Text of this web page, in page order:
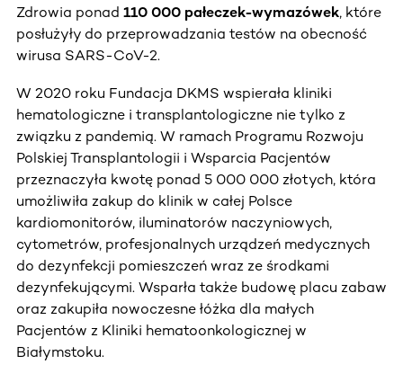
Zdrowia ponad 110 000 pałeczek-wymazówek, które
posłużyły do przeprowadzania testów na obecność
wirusa SARS-CoV-2.
W 2020 roku Fundacja DKMS wspierała kliniki
hematologiczne i transplantologiczne nie tylko z
związku z pandemią. W ramach Programu Rozwoju
Polskiej Transplantologii i Wsparcia Pacjentów
przeznaczyła kwotę ponad 5 000 000 złotych, która
umożliwiła zakup do klinik w całej Polsce
kardiomonitorów, iluminatorów naczyniowych,
cytometrów, profesjonalnych urządzeń medycznych
do dezynfekcji pomieszczeń wraz ze środkami
dezynfekującymi. Wsparła także budowę placu zabaw
oraz zakupiła nowoczesne łóżka dla małych
Pacjentów z Kliniki hematoonkologicznej w
Białymstoku.